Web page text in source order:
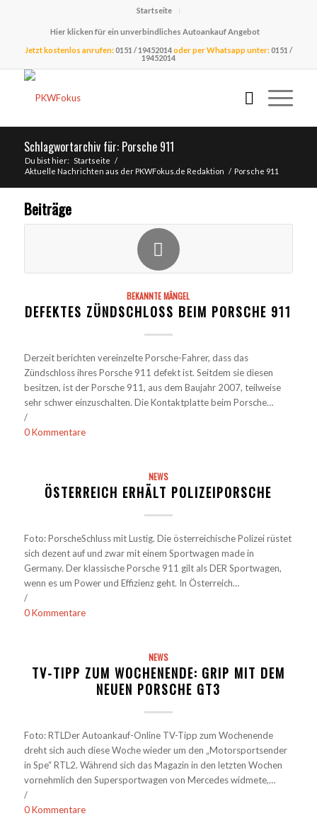
Startseite
Hier klicken für ein unverbindliches Autoankauf Angebot
Jetzt kostenlos anrufen:0151 / 19452014oder per Whatsapp unter:0151 /
19452014
Schlagwortarchiv für: Porsche 911
Du bist hier: Startseite /
Aktuelle Nachrichten aus der PKWFokus.de Redaktion / Porsche 911
Beiträge
BEKANNTE MÄNGEL
DEFEKTES ZÜNDSCHLOSS BEIM PORSCHE 911
Derzeit berichten vereinzelte Porsche-Fahrer, dass das
Zündschloss ihres Porsche 911 defekt ist. Seitdem sie diesen
besitzen, ist der Porsche 911, aus dem Baujahr 2007, teilweise
sehr schwer einzuschalten. Die Kontaktplatte beim Porsche…
/
0 Kommentare
NEWS
ÖSTERREICH ERHÄLT POLIZEIPORSCHE
Foto: PorscheSchluss mit Lustig. Die österreichische Polizei rüstet
sich dezent auf und zwar mit einem Sportwagen made in
Germany. Der klassische Porsche 911 gilt als DER Sportwagen,
wenn es um Power und Effizienz geht. In Österreich…
/
0 Kommentare
NEWS
TV-TIPP ZUM WOCHENENDE: GRIP MIT DEM
NEUEN PORSCHE GT3
Foto: RTLDer Autoankauf-Online TV-Tipp zum Wochenende
dreht sich auch diese Woche wieder um den „Motorsportsender
in Spe“ RTL2. Während sich das Magazin in den letzten Wochen
vornehmlich den Supersportwagen von Mercedes widmete,…
/
0 Kommentare